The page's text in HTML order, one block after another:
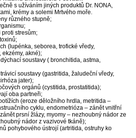
s užíváním jiných produktů Dr. NONA,
krémy a solemi Mrtvého moře.
různého stupně;
stresům;
seborea, trofické vředy,
ekzémy, akné);
soustavy ( bronchitida, astma,
soustavy (gastritida, žaludeční vředy,
jater);
orgánů (cystitida, prostatitida);
oba partneři;
(eroze děložního hrdla, metritida –
cyklu, endometrióza – zánět vnitřní
prsní žlázy, myomy – nezhoubný nádor ze
nádor z vazivové tkáně);
ústrojí (artritida, ostruhy ko